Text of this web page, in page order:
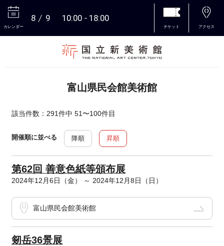
カレンダー
8 9 10:00 18:00
チケット アクセス
富山県民会館美術館
該当件数：291件中 51〜100件目
開催順に並べる 降順 昇順
第62回 善意色紙等頒布展
2024年12月6日（金） ～ 2024年12月8日（日）
富山県民会館美術館
剱岳36景展